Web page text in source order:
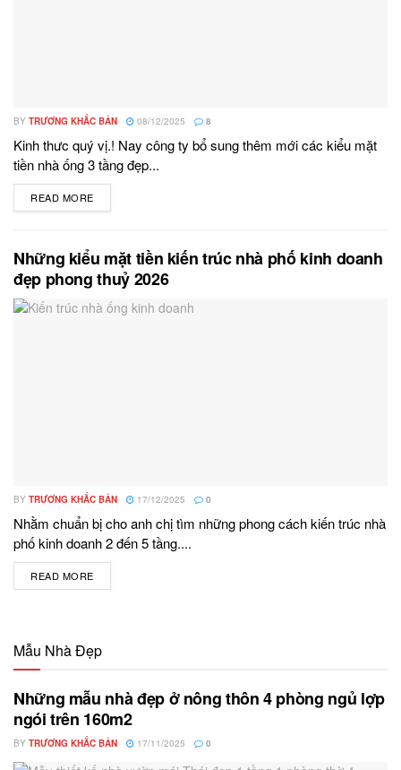
BY TRƯƠNG KHẮC BẢN 08/12/2025 8
Kinh thưc quý vị.! Nay công ty bổ sung thêm mới các kiểu mặt
tiền nhà ống 3 tầng đẹp...
READ MORE
Những kiểu mặt tiền kiến trúc nhà phố kinh doanh
đẹp phong thuỷ 2026
BY TRƯƠNG KHẮC BẢN 17/12/2025 0
Nhằm chuẩn bị cho anh chị tìm những phong cách kiến trúc nhà
phố kinh doanh 2 đến 5 tầng....
READ MORE
Mẫu Nhà Đẹp
Những mẫu nhà đẹp ở nông thôn 4 phòng ngủ lợp
ngói trên 160m2
BY TRƯƠNG KHẮC BẢN 17/11/2025 0